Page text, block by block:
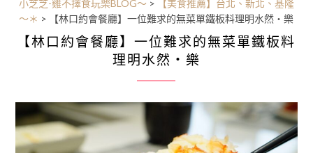
小芝芝-雞不擇食玩樂BLOG～>
【美食推薦】台北、新北、基隆
～＊ > 【林口約會餐廳】一位難求的無菜單鐵板料理明水然・樂
【林口約會餐廳】一位難求的無菜單鐵板料
理明水然・樂